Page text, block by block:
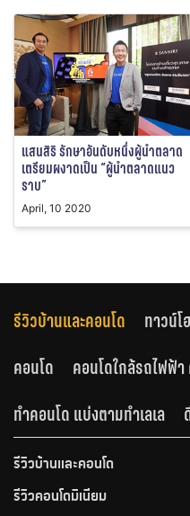
แสนสิริ รักษาอันดับหนึ่งผู้นำตลาด
เตรียมผงาดเป็น “ผู้นำตลาดแนว
ราบ”
April, 10 2020
รีวิวบ้านและคอนโด ทาวน์โ
คอนโด
คอนโดใกล้รถไฟฟ้
ทำคอนโด แบ่งตามทำเลเล
รีวิวบ้านและคอนโด
รีวิวคอนโดมิเนียม